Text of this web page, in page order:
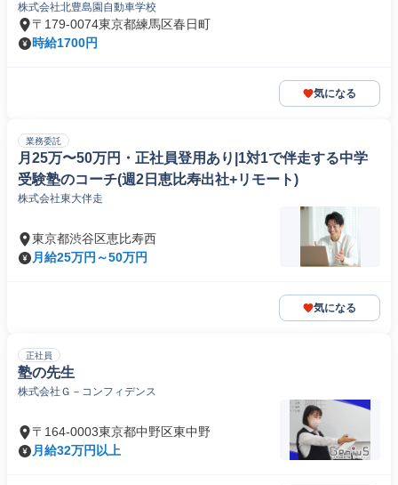
株式会社北豊島園自動車学校
〒179-0074東京都練馬区春日町
時給1700円
気になる
業務委託
月25万〜50万円・正社員登用あり|1対1で伴走する中学
受験塾のコーチ(週2日恵比寿出社+リモート)
株式会社東大伴走
東京都渋谷区恵比寿西
月給25万円～50万円
気になる
正社員
塾の先生
株式会社Ｇ－コンフィデンス
〒164-0003東京都中野区東中野
月給32万円以上